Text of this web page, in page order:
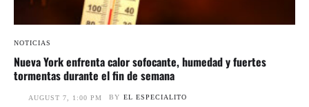
NOTICIAS
Nueva York enfrenta calor sofocante, humedad y fuertes
tormentas durante el fin de semana
AUGUST 7, 1:00 PM BY EL ESPECIALITO